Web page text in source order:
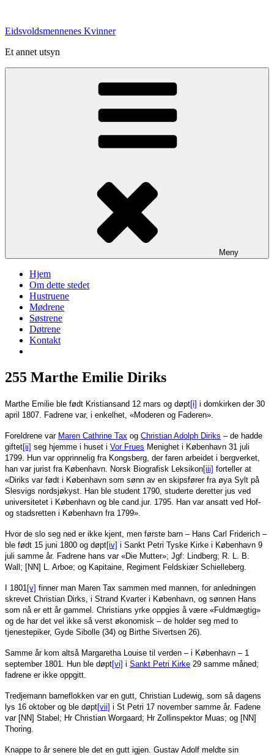
innhold
Eidsvoldsmennenes Kvinner
Et annet utsyn
Meny
Hjem
Om dette stedet
Hustruene
Mødrene
Søstrene
Døtrene
Kontakt
255 Marthe Emilie Diriks
Marthe Emilie ble født Kristiansand 12 mars og døpt[i] i domkirken der 30
april 1807. Fadrene var, i enkelhet, «Moderen og Faderen».
Foreldrene var Maren Cathrine Tax og Christian Adolph Diriks – de hadde
giftet[ii] seg hjemme i huset i Vor Frues Menighet i København 31 juli
1799. Hun var opprinnelig fra Kongsberg, der faren arbeidet i bergverket,
han var jurist fra København. Norsk Biografisk Leksikon[iii] forteller at
«Diriks var født i København som sønn av en skipsfører fra øya Sylt på
Slesvigs nordsjøkyst. Han ble student 1790, studerte deretter jus ved
universitetet i København og ble cand.jur. 1795. Han var ansatt ved Hof-
og stadsretten i København fra 1799».
Hvor de slo seg ned er ikke kjent, men første barn – Hans Carl Friderich –
ble født 15 juni 1800 og døpt[iv] i Sankt Petri Tyske Kirke i København 9
juli samme år. Fadrene hans var «Die Mutter»; Jgf: Lindberg; R. L. B.
Wall; [NN] L. Arboe; og Kapitaine, Regiment Feldskiær Schielleberg.
I 1801 [v] finner man Maren Tax sammen med mannen, for anledningen
skrevet Christian Dirks, i Strand Kvarter i København, og sønnen Hans
som nå er ett år gammel. Christians yrke oppgies å være «Fuldmægtig»
og de har det vel ikke så verst økonomisk – de holder seg med to
tjenestepiker, Gyde Sibolle (34) og Birthe Sivertsen 26).
Samme år kom altså Margaretha Louise til verden – i København – 1
september 1801. Hun ble døpt[vi] i Sankt Petri Kirke 29 samme måned;
fadrene er ikke oppgitt.
Tredjemann barneflokken var en gutt, Christian Ludewig, som så dagens
lys 16 oktober og ble døpt[vii] i St Petri 17 november samme år. Fadene
var [NN] Stabel; Hr Christian Worgaard; Hr Zollinspektor Muas; og [NN]
Thoring.
Knappe to år senere ble det en gutt igjen. Gustav Adolf meldte sin